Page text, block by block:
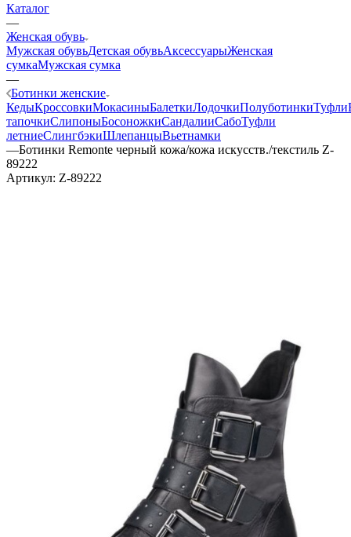
Каталог
—
Женская обувь
Мужская обувьДетская обувьАксессуарыЖенская
сумкаМужская сумка
—
Ботинки женские
КедыКроссовкиМокасиныБалеткиЛодочкиПолуботинкиТуфли
тапочкиСлипоныБосоножкиСандалииСабоТуфли
летниеСлингбэкиШлепанцыВьетнамки
—Ботинки Remonte черный кожа/кожа искусств./текстиль Z-
89222
Артикул: Z-89222